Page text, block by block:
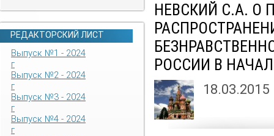
РЕДАКТОРСКИЙ ЛИСТ
Выпуск №1 - 2024
г
Выпуск №2 - 2024
г
Выпуск №3 - 2024
г
Выпуск №4 - 2024
г
НЕВСКИЙ С.А. О
РОССИИ В
18.03.2015